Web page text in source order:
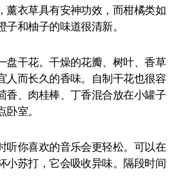
衣草具有安神功效，而柑橘类如
子和柚子的味道很清新。
干花。干燥的花瓣、树叶、香草
人而长久的香味。自制干花也很容
香、肉桂棒、丁香混合放在小罐子
室。
你喜欢的音乐会更轻松。可以在
小苏打，它会吸收异味。隔段时间